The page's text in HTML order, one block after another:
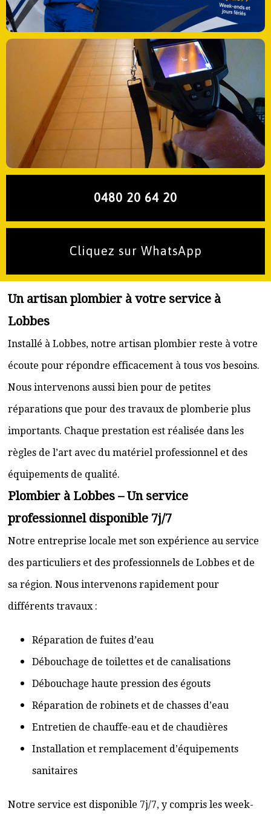
0480 20 64 20
Cliquez sur WhatsApp
Un artisan plombier à votre service à
Lobbes
Installé à Lobbes, notre artisan plombier reste à votre
écoute pour répondre efficacement à tous vos besoins.
Nous intervenons aussi bien pour de petites
réparations que pour des travaux de plomberie plus
importants. Chaque prestation est réalisée dans les
règles de l’art avec du matériel professionnel et des
équipements de qualité.
Plombier à Lobbes – Un service
professionnel disponible 7j/7
Notre entreprise locale met son expérience au service
des particuliers et des professionnels de Lobbes et de
sa région. Nous intervenons rapidement pour
différents travaux :
Réparation de fuites d’eau
Débouchage de toilettes et de canalisations
Débouchage haute pression des égouts
Réparation de robinets et de chasses d’eau
Entretien de chauffe-eau et de chaudières
Installation et remplacement d’équipements
sanitaires
Notre service est disponible 7j/7, y compris les week-